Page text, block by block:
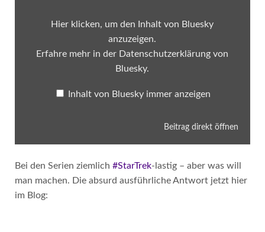
Hier klicken, um den Inhalt von Bluesky
anzuzeigen.
Erfahre mehr in der Datenschutzerklärung von
Bluesky.
Inhalt von Bluesky immer anzeigen
Beitrag direkt öffnen
Bei den Serien ziemlich #StarTrek-lastig – aber was will
man machen. Die absurd ausführliche Antwort jetzt hier
im Blog: